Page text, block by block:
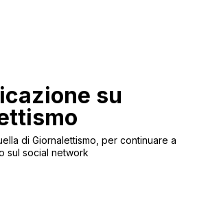
su
di Giornalettismo, per continuare a
sul social network